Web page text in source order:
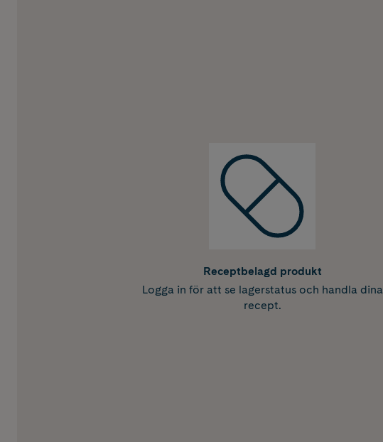
Receptbelagd produkt
Logga in för att se lagerstatus och handla dina
recept.